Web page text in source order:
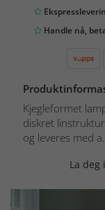
Handle nå,
Kjegleformet
diskret
og leveres med
La deg